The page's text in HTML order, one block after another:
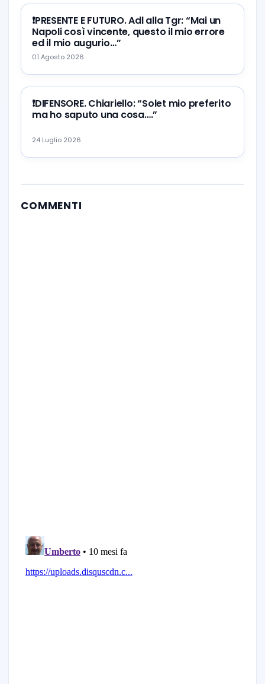
❗️PRESENTE E FUTURO. Adl alla Tgr: “Mai un
Napoli così vincente, questo il mio errore
ed il mio augurio…”
01 Agosto 2026
❗️DIFENSORE. Chiariello: “Solet mio preferito
ma ho saputo una cosa….”
24 Luglio 2026
COMMENTI